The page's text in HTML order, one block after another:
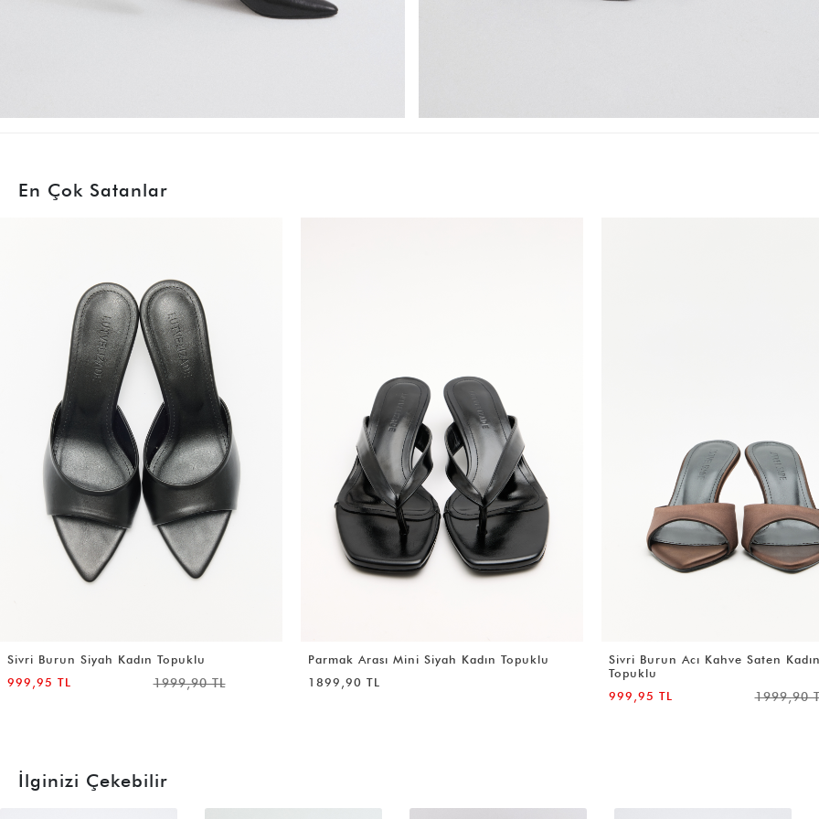
En Çok Satanlar
Parmak Arası Mini Siyah Kadın Topuklu
1899,90 TL
Sivri Burun Acı Kahve Saten Kadın
Parmak Arası Mini Kırmızı Kadın
1899,90 TL
İlginizi Çekebilir